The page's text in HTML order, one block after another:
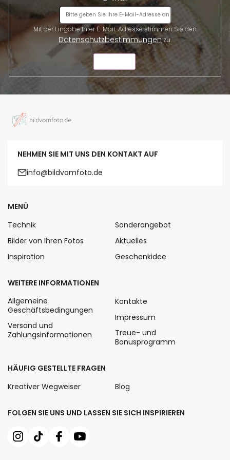
Datenschutzbestimmungenzu.
NEHMEN SIE MIT UNS DEN KONTAKT AUF
info@bildvomfoto.de
FOLGEN SIE UNS UND LASSEN SIE SICH INSPIRIEREN
MENÜ
Technik
Bilder von Ihren Fotos
Inspiration
Sonderangebot
Aktuelles
Geschenkidee
WEITERE INFORMATIONEN
Allgemeine
Geschäftsbedingungen
Versand und
Zahlungsinformationen
Kontakte
Impressum
Treue- und
Bonusprogramm
HÄUFIG GESTELLTE FRAGEN
Kreativer Wegweiser
Blog